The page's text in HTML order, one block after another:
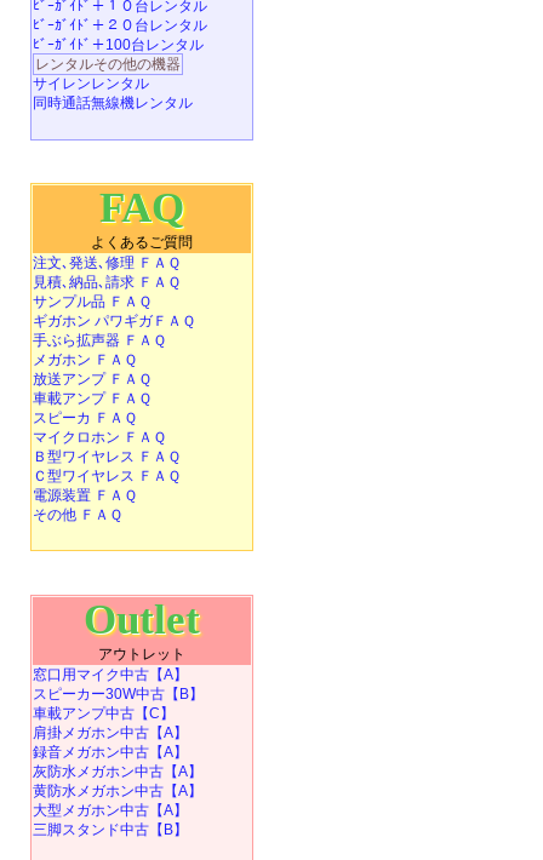
ﾋﾞｰｶﾞｲﾄﾞ＋１０台レンタル
ﾋﾞｰｶﾞｲﾄﾞ＋２０台レンタル
ﾋﾞｰｶﾞｲﾄﾞ＋100台レンタル
レンタルその他の機器
サイレンレンタル
同時通話無線機レンタル
FAQ
よくあるご質問
注文､発送､修理 ＦＡＱ
見積､納品､請求 ＦＡＱ
サンプル品 ＦＡＱ
ギガホン パワギガＦＡＱ
手ぶら拡声器 ＦＡＱ
メガホン ＦＡＱ
放送アンプ ＦＡＱ
車載アンプ ＦＡＱ
スピーカ ＦＡＱ
マイクロホン ＦＡＱ
Ｂ型ワイヤレス ＦＡＱ
Ｃ型ワイヤレス ＦＡＱ
電源装置 ＦＡＱ
その他 ＦＡＱ
Outlet
アウトレット
窓口用マイク中古【A】
スピーカー30W中古【B】
車載アンプ中古【C】
肩掛メガホン中古【A】
録音メガホン中古【A】
灰防水メガホン中古【A】
黄防水メガホン中古【A】
大型メガホン中古【A】
三脚スタンド中古【B】